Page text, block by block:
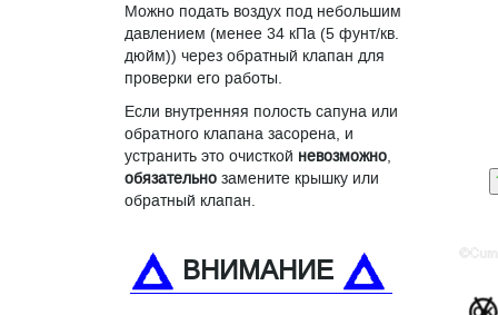
Можно подать воздух под небольшим
давлением (менее 34 кПа (5 фунт/кв.
дюйм)) через обратный клапан для
проверки его работы.
Если внутренняя полость сапуна или
обратного клапана засорена, и
устранить это очисткой невозможно,
обязательно замените крышку или
обратный клапан.
ВНИМАНИЕ